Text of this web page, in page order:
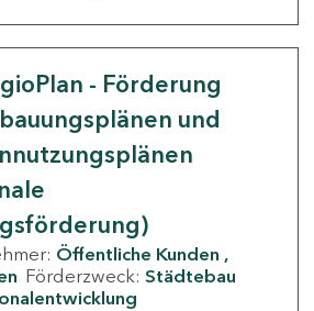
- Förderung
und
Öffentliche Kunden
Förderzweck: Städtebau